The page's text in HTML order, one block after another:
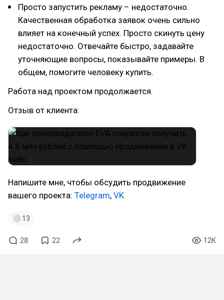
Просто запустить рекламу – недостаточно.
Качественная обработка заявок очень сильно
влияет на конечный успех. Просто скинуть цену
недостаточно. Отвечайте быстро, задавайте
уточняющие вопросы, показывайте примеры. В
общем, помогите человеку купить.
Работа над проектом продолжается.
Отзыв от клиента:
Напишите мне, чтобы обсудить продвижение
вашего проекта: Telegram, VK
13
28 22 12K